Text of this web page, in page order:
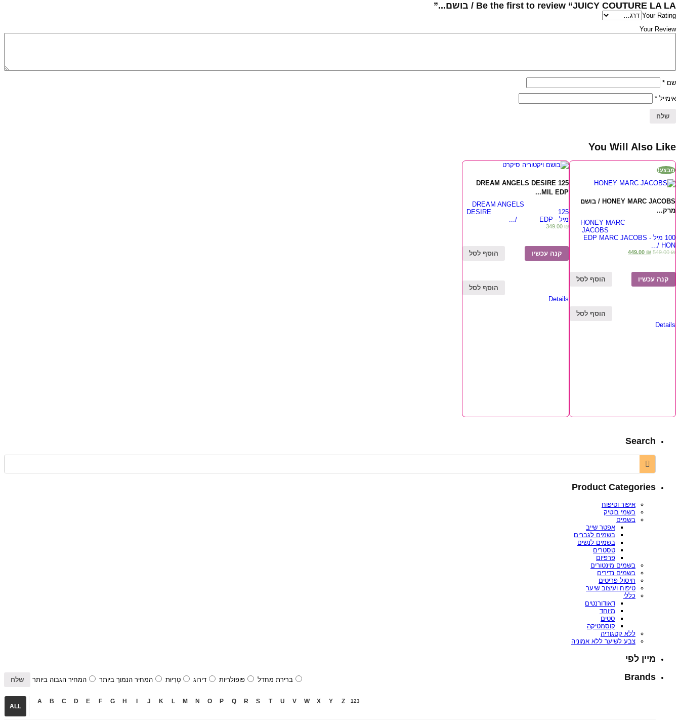
Be the first to review “JUICY COUTURE LA LA / בושם...”
Your Rating
Your Review
שם *
אימייל *
You Will Also Like
מבצע!
HONEY MARC JACOBS / בושם
מרק...
HONEY MARC
JACOBS
100 מיל - EDP MARC JACOBS
HON /...
549.00₪
449.00 ₪
הוסף לסל קנה עכשיו
הוסף לסל
Details
DREAM ANGELS DESIRE 125
MIL EDP...
DREAM ANGELS
DESIRE 125
מיל - EDP /...
349.00 ₪
הוסף לסל קנה עכשיו
הוסף לסל
Details
Search
Product Categories
איפור וטיפוח
בשמי בוטיק
בשמים
אפטר שייב
בשמים לגברים
בשמים לנשים
טסטרים
פרפיום
בשמים מינטורים
בשמים נדירים
חיסול פריטים
טיפוח ועיצוב שיער
כללי
דאודורנטים
מיוחד
סטים
קוסמטיקה
ללא קטגוריה
צבע לשיער ללא אמוניה
מיין לפי
ברירת מחדל פופולריות דירוג טְרִיוּת המחיר הנמוך ביותר המחיר הגבוה ביותר Brands
ALL
A B C D E F G H J K L M N O P Q R S T U V W X Y Z 123